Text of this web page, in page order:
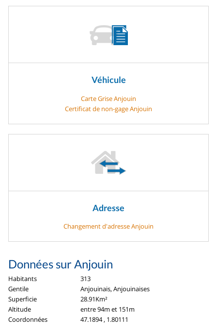
Véhicule
Carte Grise Anjouin
Certificat de non-gage Anjouin
Adresse
Changement d'adresse Anjouin
Données sur Anjouin
Habitants
313
Gentile
Anjouinais, Anjouinaises
Superficie
28.91Km²
Altitude
entre 94m et 151m
Coordonnées
47.1894 , 1.80111